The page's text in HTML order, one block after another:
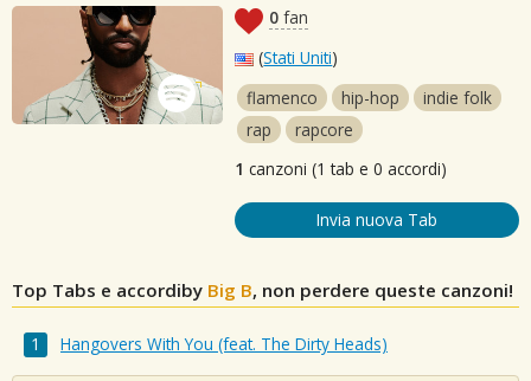
0 fan
(Stati Uniti)
flamenco
hip-hop
indie folk
rap
rapcore
1 canzoni (1 tab e 0 accordi)
Invia nuova Tab
Top Tabs e accordiby Big B, non perdere queste canzoni!
Hangovers With You (feat. The Dirty Heads)